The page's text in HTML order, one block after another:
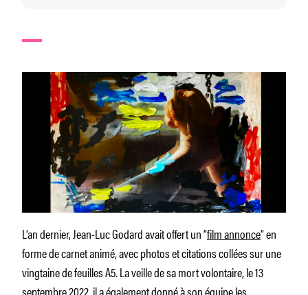
L’an dernier, Jean-Luc Godard avait offert un “film annonce” en
forme de carnet animé, avec photos et citations collées sur une
vingtaine de feuilles A5. La veille de sa mort volontaire, le 13
septembre 2022, il a également donné à son équipe les